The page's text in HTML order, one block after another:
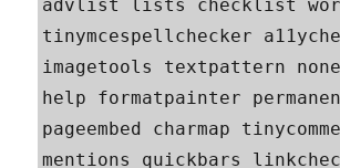
advlist lists checklist
tinymcespellchecker
imagetools textpattern
help formatpainter
pageembed charmap
mentions quickbars